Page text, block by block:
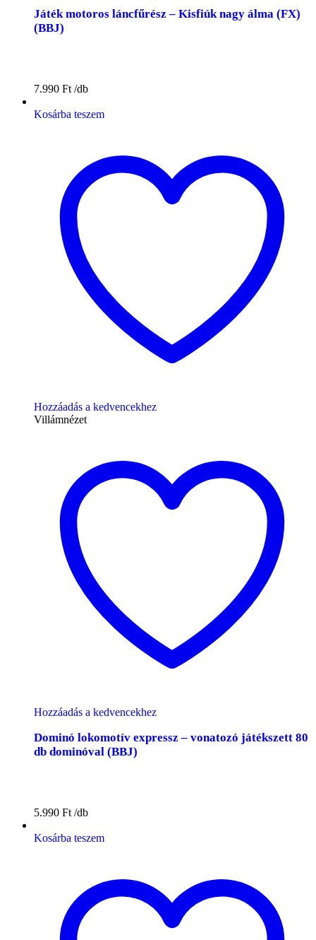
Játék motoros láncfűrész – Kisfiúk nagy álma (FX)
(BBJ)
7.990 Ft
Kosárba teszem
Hozzáadás a kedvencekhez
Villámnézet
Hozzáadás a kedvencekhez
Dominó lokomotív expressz – vonatozó játékszett 80
db dominóval (BBJ)
5.990 Ft
Kosárba teszem